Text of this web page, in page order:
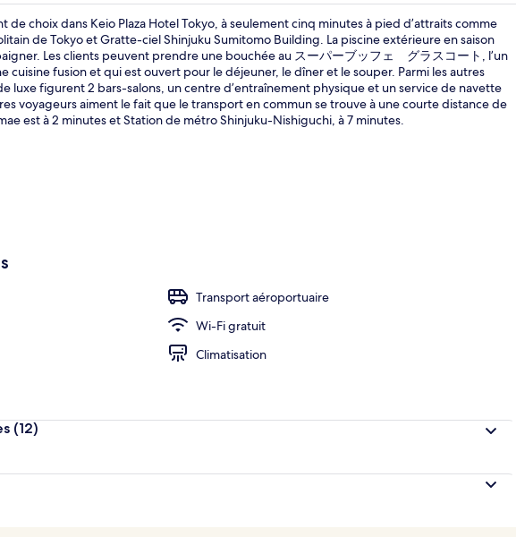
Extérieur
de choix dans Keio Plaza Hotel Tokyo, à seulement cinq minutes à pied d’attraits comme
de Tokyo et Gratte-ciel Shinjuku Sumitomo Building. La piscine extérieure en saison
Les clients peuvent prendre une bouchée au スーパーブッフェ グラスコート, l’un
cuisine fusion et qui est ouvert pour le déjeuner, le dîner et le souper. Parmi les autres
luxe figurent 2 bars-salons, un centre d’entraînement physique et un service de navette
voyageurs aiment le fait que le transport en commun se trouve à une courte distance de
est à 2 minutes et Station de métro Shinjuku-Nishiguchi, à 7 minutes.
Transport aéroportuaire
Wi-Fi gratuit
Climatisation
(12)